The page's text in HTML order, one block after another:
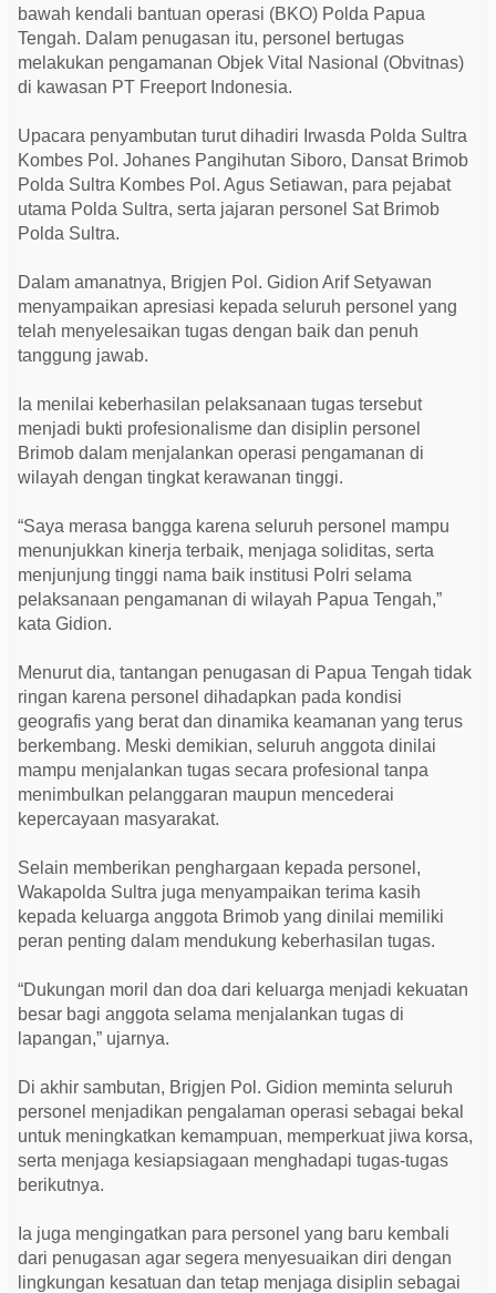
a
S
u
l
t
D
s
a
m
b
p
a
a
e
m
bawah kendali bantuan operasi (BKO) Polda Papua
Tengah. Dalam penugasan itu, personel bertugas
melakukan pengamanan Objek Vital Nasional (Obvitnas)
di kawasan PT Freeport Indonesia.
Upacara penyambutan turut dihadiri Irwasda Polda Sultra
Kombes Pol. Johanes Pangihutan Siboro, Dansat Brimob
Polda Sultra Kombes Pol. Agus Setiawan, para pejabat
utama Polda Sultra, serta jajaran personel Sat Brimob
Polda Sultra.
Dalam amanatnya, Brigjen Pol. Gidion Arif Setyawan
menyampaikan apresiasi kepada seluruh personel yang
telah menyelesaikan tugas dengan baik dan penuh
tanggung jawab.
Ia menilai keberhasilan pelaksanaan tugas tersebut
menjadi bukti profesionalisme dan disiplin personel
Brimob dalam menjalankan operasi pengamanan di
wilayah dengan tingkat kerawanan tinggi.
“Saya merasa bangga karena seluruh personel mampu
menunjukkan kinerja terbaik, menjaga soliditas, serta
menjunjung tinggi nama baik institusi Polri selama
pelaksanaan pengamanan di wilayah Papua Tengah,”
kata Gidion.
Menurut dia, tantangan penugasan di Papua Tengah tidak
ringan karena personel dihadapkan pada kondisi
geografis yang berat dan dinamika keamanan yang terus
berkembang. Meski demikian, seluruh anggota dinilai
mampu menjalankan tugas secara profesional tanpa
menimbulkan pelanggaran maupun mencederai
kepercayaan masyarakat.
Selain memberikan penghargaan kepada personel,
Wakapolda Sultra juga menyampaikan terima kasih
kepada keluarga anggota Brimob yang dinilai memiliki
peran penting dalam mendukung keberhasilan tugas.
“Dukungan moril dan doa dari keluarga menjadi kekuatan
besar bagi anggota selama menjalankan tugas di
lapangan,” ujarnya.
Di akhir sambutan, Brigjen Pol. Gidion meminta seluruh
personel menjadikan pengalaman operasi sebagai bekal
untuk meningkatkan kemampuan, memperkuat jiwa korsa,
serta menjaga kesiapsiagaan menghadapi tugas-tugas
berikutnya.
Ia juga mengingatkan para personel yang baru kembali
dari penugasan agar segera menyesuaikan diri dengan
lingkungan kesatuan dan tetap menjaga disiplin sebagai